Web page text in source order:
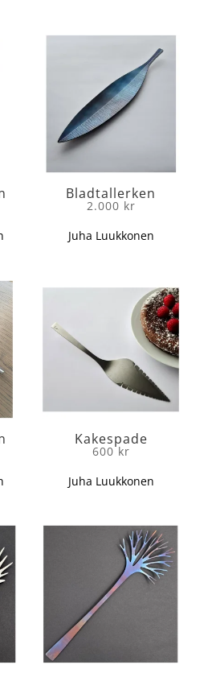
Bladtallerken
2.000 kr
Juha Luukkonen
Kakespade
600kr
Juha Luukkonen